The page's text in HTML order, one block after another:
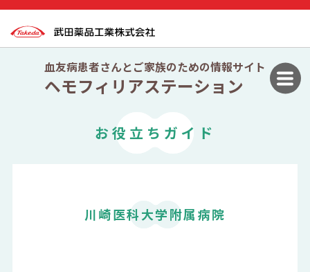
血友病患者さんとご家族のための情報サイト
ヘモフィリアステーション
お役立ちガイド
川崎医科大学附属病院